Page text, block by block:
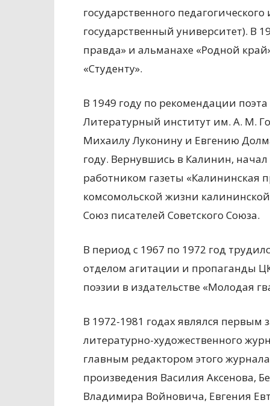
государственного
государственный университет). В
правда» и альманахе «Родной
«Студенту».
В 1949 году по рекомендации
Литературный институт им. А. М.
Михаилу Луконину и Евгению
году. Вернувшись в Калинин,
работником газеты «Калининская
комсомольской жизни
Союз писателей Советского Союза.
В период с 1967 по 1972 год
отделом агитации и пропаганды
поэзии в издательстве «Молодая
В 1972-1981 годах являлся первым
литературно-художественного
главным редактором этого
произведения Василия Аксенова,
Владимира Войновича, Евгения